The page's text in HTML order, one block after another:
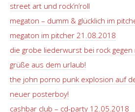
street art und rock’n’roll
megaton – dumm & glücklich im
megaton im pitcher 21.08.2018
die grobe liederwurst bei rock
grüße aus dem urlaub!
the john porno punk explosion auf
neuer posterboy!
cashbar club – cd-party 12.05.2018